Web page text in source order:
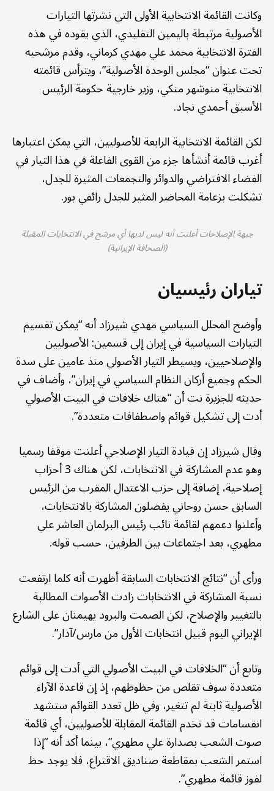
وكانت القائمة الانتخابية الأولى التي نشرتها التيارات
الأصولية مرتبطة باليمين التقليدي، الذي يقوده في هذه
الفترة الانتخابية محمد علي مهدي كرماني، وقدم مرشحيه
تحت عنوان “مجلس الوحدة الأصولية”، ويترأس قائمته
الانتخابية منوشهر متكي، وزير خارجية حكومة الرئيس
الأسبق أحمدي نجاد.
لكن القائمة الانتخابية الرابعة للأصوليين، التي يمكن اعتبارها
أغرب قائمة أنشأها جزء من القوى الفاعلة في هذا التيار في
الفضاء الافتراضي والدوائر والتجمعات المثيرة للجدل،
تشكلت بزعامة المحاضر المثير للجدل رائفي بور.
جبهة الإصلاحات أعلنت أنه ليس لديها أي مرشح في الانتخابات المقبلة
(الصحافة الإيرانية)
تياران رئيسيان
وأوضح المحلل السياسي مهدي شيرزاد أنه “يمكن تقسيم
التيارات السياسية في إيران إلى قسمين: الأصوليين
والإصلاحيين، ويسيطر التيار الأصولي منذ عامين على سدة
الحكم وجميع أركان النظام السياسي في إيران”، وأضاف في
حديثه للجزيرة نت أن “هناك خلافات في البيت الأصولي
أدت إلى تشكيل قوائم واصطفافات متعددة”.
وقال شيرزاد إن قيادة التيار الإصلاحي أعلنت موقفا رسميا
وهو عدم المشاركة في الانتخابات، لكن هناك 3 أحزاب
إصلاحية، إضافة إلى حزب الاعتدال المقرب من الرئيس
السابق حسن روحاني يفضلون المشاركة بالانتخابات،
وأعلنوا دعمهم لقائمة نائب رئيس البرلمان العاشر علي
مطهري، بعد اجتماعات بين الطرفين، حسب قوله.
ورأى أن “نتائج الانتخابات السابقة أظهرت أنه كلما ارتفعت
نسبة المشاركة في الانتخابات زادت الأصوات المطالبة
بالتغيير والإصلاح، لكن الصمت والبرود يهيمنان على الشارع
الإيراني اليوم قبيل انتخابات الأول من مارس/آذار”.
وتابع أن “الخلافات في البيت الأصولي التي أدت إلى قوائم
متعددة سوف تقلص من حظوظهم، إذ إن قاعدة الآراء
الأصولية ثابتة لم تتغير، وفي ظل تعدد القوائم ستشهد
انقسامات قد تخدم القائمة المقابلة للأصوليين، أي قائمة
صوت الشعب بصدارة علي مطهري”، بينما أكد أنه “إذا
استمر الشعب بمقاطعة صناديق الاقتراع، فلا يوجد حظ
لفوز قائمة مطهري”.